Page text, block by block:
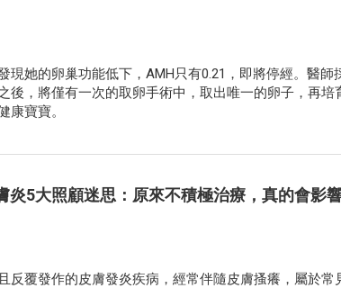
現她的卵巢功能低下，AMH只有0.21，即將停經。醫師
後，將僅有一次的取卵手術中，取出唯一的卵子，再培
康寶寶。
炎5大照顧迷思：原來不積極治療，真的會影
反覆發作的皮膚發炎疾病，經常伴隨皮膚搔癢，屬於常